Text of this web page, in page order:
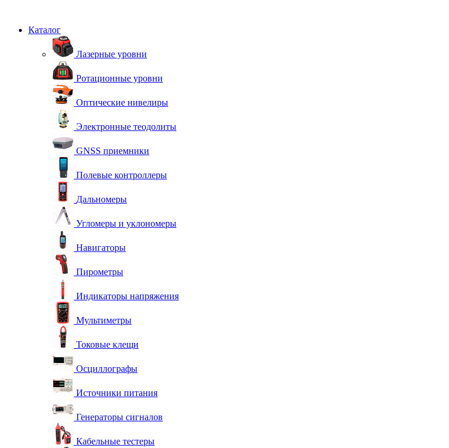
Каталог
Лазерные уровни
Ротационные уровни
Оптические нивелиры
Электронные теодолиты
GNSS приемники
Полевые контроллеры
Дальномеры
Угломеры и уклономеры
Навигаторы
Пирометры
Индикаторы напряжения
Мультиметры
Токовые клещи
Осциллографы
Источники питания
Генераторы сигналов
Кабельные тестеры